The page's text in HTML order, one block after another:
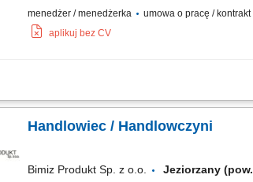
menedżer / menedżerka umowa o pracę / kontrakt
aplikuj bez CV
Samodzielne prowadzenie kompleksowych
Handlowiec / Handlowczyni
Bimiz Produkt Sp. z o.o. Jeziorzany